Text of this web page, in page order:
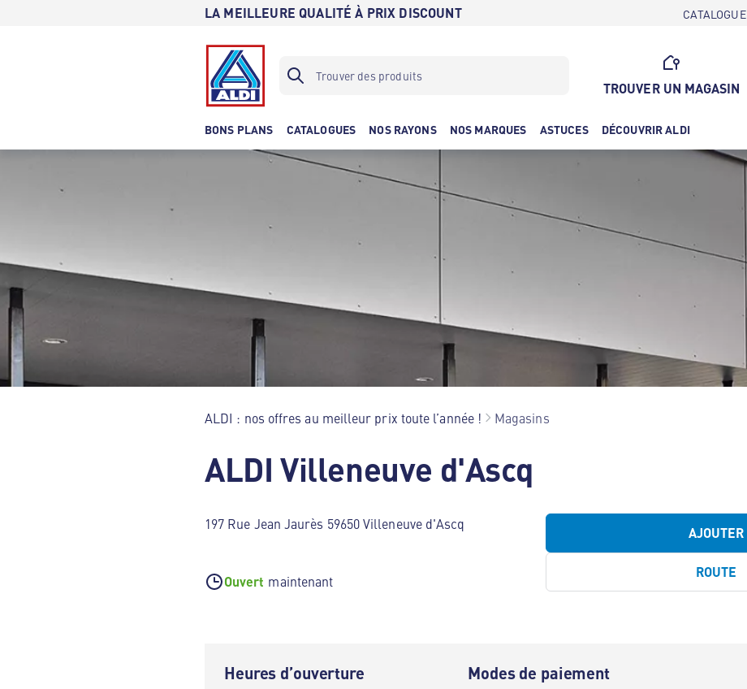
LA MEILLEURE QUALITÉ À PRIX DISCOUNT CATALOGUE
TROUVER UN MAGASIN
BONS PLANS CATALOGUES NOS RAYONS NOS MARQUES ASTUCES DÉCOUVRIR ALDI
ALDI : nos offres au meilleur prix toute l’année ! Magasins
ALDI Villeneuve d'Ascq
197 Rue Jean Jaurès 59650 Villeneuve d'Ascq
Ouvert maintenant
AJOUTER
ROUTE
Heures d’ouverture Modes de paiement